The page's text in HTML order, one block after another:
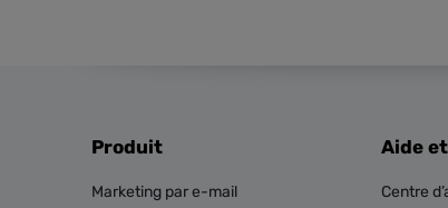
Produit
Marketing par e-mail
Aide
Centre